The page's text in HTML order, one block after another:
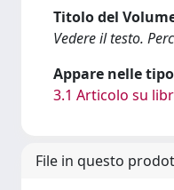
Titolo del
Vedere il testo.
Appare nelle
3.1 Articolo su
File in questo